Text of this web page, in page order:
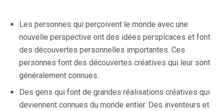
Les personnes qui perçoivent le monde avec une
nouvelle perspective ont des idées perspicaces et font
des découvertes personnelles importantes. Ces
personnes font des découvertes créatives qui leur sont
généralement connues.
Des gens qui font de grandes réalisations créatives qui
deviennent connues du monde entier. Des inventeurs et